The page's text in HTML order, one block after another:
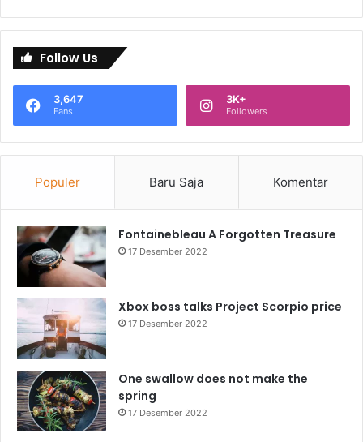
Follow Us
3,647
Fans
3K+
Followers
Populer Baru Saja Komentar
Fontainebleau A Forgotten Treasure
17 Desember 2022
Xbox boss talks Project Scorpio price
17 Desember 2022
One swallow does not make the
spring
17 Desember 2022